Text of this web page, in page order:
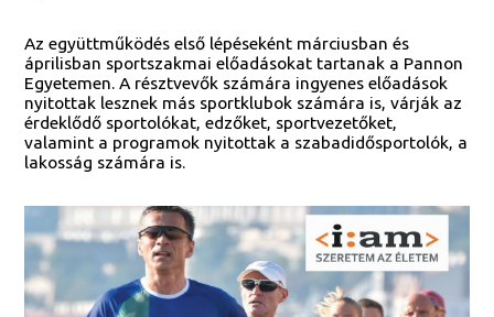
Az együttműködés első lépéseként márciusban és
áprilisban sportszakmai előadásokat tartanak a Pannon
Egyetemen. A résztvevők számára ingyenes előadások
nyitottak lesznek más sportklubok számára is, várják az
érdeklődő sportolókat, edzőket, sportvezetőket,
valamint a programok nyitottak a szabadidősportolók, a
lakosság számára is.